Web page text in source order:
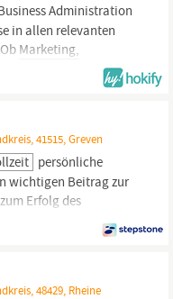
Administration
in allen relevanten
Marketing,
Untern
41515, Greven
persönliche
wichtigen Beitrag zur
Erfolg des
von
(z. B. Baurecht
um
Mitwirkung an...
48429, Rheine